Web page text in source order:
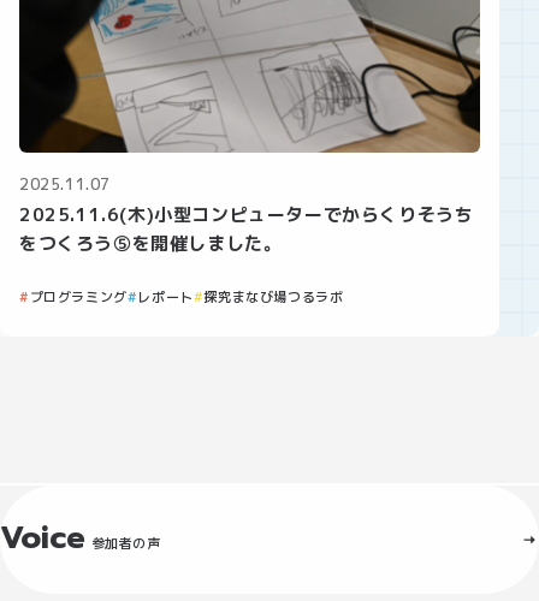
2025.11.07
2025.11.6(木)小型コンピューターでからくりそうち
をつくろう⑤を開催しました。
プログラミング レポート 探究まなび場つるラボ
Voice 参加者の声